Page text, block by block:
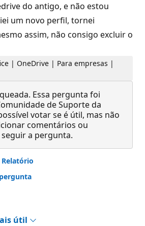
do antigo, e não estou
um novo perfil, tornei
assim, não consigo excluir o
| OneDrive | Para empresas |
Essa pergunta foi
de Suporte da
votar se é útil, mas não
comentários ou
a pergunta.
Relatório
útil